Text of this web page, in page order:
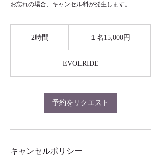
お忘れの場合、キャンセル料が発生します。
2時間 １名15,000円
EVOLRIDE
予約をリクエスト
キャンセルポリシー